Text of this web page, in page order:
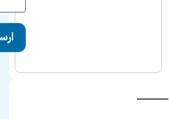
ـــــــــــــــ